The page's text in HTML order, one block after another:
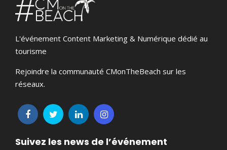
L'événement Content Marketing & Numérique dédié au
tourisme
Rejoindre la communauté CMonTheBeach sur les
réseaux.
Suivez les news de l’événement